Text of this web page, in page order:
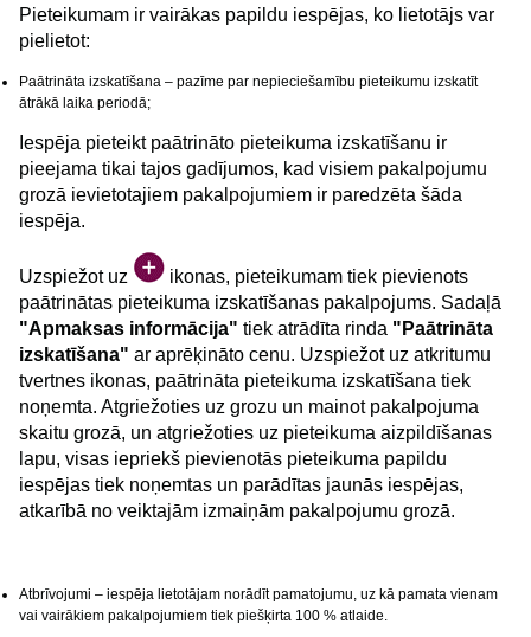
Pieteikumam ir vairākas papildu iespējas, ko lietotājs var
pielietot:
Paātrināta izskatīšana – pazīme par nepieciešamību pieteikumu izskatīt
ātrākā laika periodā;
Iespēja pieteikt paātrināto pieteikuma izskatīšanu ir
pieejama tikai tajos gadījumos, kad visiem pakalpojumu
grozā ievietotajiem pakalpojumiem ir paredzēta šāda
iespēja.
Uzspiežot uz
ikonas, pieteikumam tiek pievienots
paātrinātas pieteikuma izskatīšanas pakalpojums. Sadaļā
"Apmaksas informācija" tiek atrādīta rinda "Paātrināta
izskatīšana" ar aprēķināto cenu. Uzspiežot uz atkritumu
tvertnes ikonas, paātrināta pieteikuma izskatīšana tiek
noņemta. Atgriežoties uz grozu un mainot pakalpojuma
skaitu grozā, un atgriežoties uz pieteikuma aizpildīšanas
lapu, visas iepriekš pievienotās pieteikuma papildu
iespējas tiek noņemtas un parādītas jaunās iespējas,
atkarībā no veiktajām izmaiņām pakalpojumu grozā.
Atbrīvojumi – iespēja lietotājam norādīt pamatojumu, uz kā pamata vienam
vai vairākiem pakalpojumiem tiek piešķirta 100 % atlaide.